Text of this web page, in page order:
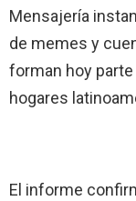
Mensajería
de memes y
forman hoy
hogares
El informe